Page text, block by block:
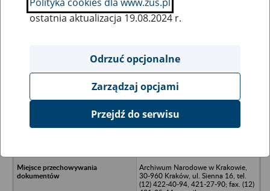
Ukryj wszystkie pozycje bazy
Termo Technika s.c. W. Petrzyk, M.
Archiwum Narodowe w Krakowie,
30-960 Kraków, ul. Sienna 16, tel.
(12) 422-40-94, 421-27-90; fax. (12)
ostatnia aktualizacja 19.08.2024 r.
Odrzuć opcjonalne
Zarządzaj opcjami
Przejdź do serwisu